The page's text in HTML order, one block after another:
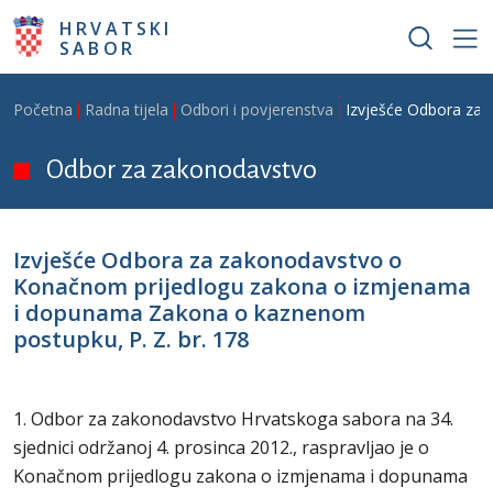
Skoči na glavni sadržaj
HRVATSKI
SABOR
Breadcrumb
Početna Radna tijela Odbori i povjerenstva Izvješće Odbora za
Odbor za zakonodavstvo
Izvješće Odbora za zakonodavstvo o
Konačnom prijedlogu zakona o izmjenama
i dopunama Zakona o kaznenom
postupku, P. Z. br. 178
1. Odbor za zakonodavstvo Hrvatskoga sabora na 34.
sjednici održanoj 4. prosinca 2012., raspravljao je o
Konačnom prijedlogu zakona o izmjenama i dopunama